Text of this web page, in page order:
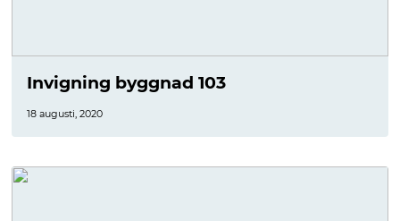
Invigning byggnad 103
18 augusti, 2020